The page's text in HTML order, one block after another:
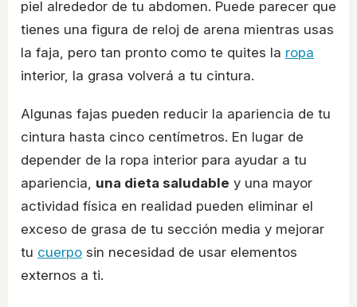
piel alrededor de tu abdomen. Puede parecer que
tienes una figura de reloj de arena mientras usas
la faja, pero tan pronto como te quites la ropa
interior, la grasa volverá a tu cintura.
Algunas fajas pueden reducir la apariencia de tu
cintura hasta cinco centímetros. En lugar de
depender de la ropa interior para ayudar a tu
apariencia, una dieta saludable y una mayor
actividad física en realidad pueden eliminar el
exceso de grasa de tu sección media y mejorar
tu cuerpo sin necesidad de usar elementos
externos a ti.